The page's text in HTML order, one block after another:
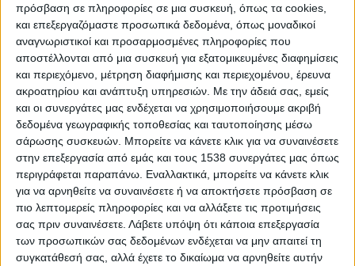
πρόσβαση σε πληροφορίες σε μια συσκευή, όπως τα cookies,
και επεξεργαζόμαστε προσωπικά δεδομένα, όπως μοναδικοί
αναγνωριστικοί και προσαρμοσμένες πληροφορίες που
αποστέλλονται από μια συσκευή για εξατομικευμένες διαφημίσεις
και περιεχόμενο, μέτρηση διαφήμισης και περιεχομένου, έρευνα
ακροατηρίου και ανάπτυξη υπηρεσιών. Με την άδειά σας, εμείς
και οι συνεργάτες μας ενδέχεται να χρησιμοποιήσουμε ακριβή
δεδομένα γεωγραφικής τοποθεσίας και ταυτοποίησης μέσω
σάρωσης συσκευών. Μπορείτε να κάνετε κλικ για να συναινέσετε
στην επεξεργασία από εμάς και τους 1538 συνεργάτες μας όπως
περιγράφεται παραπάνω. Εναλλακτικά, μπορείτε να κάνετε κλικ
για να αρνηθείτε να συναινέσετε ή να αποκτήσετε πρόσβαση σε
πιο λεπτομερείς πληροφορίες και να αλλάξετε τις προτιμήσεις
σας πριν συναινέσετε. Λάβετε υπόψη ότι κάποια επεξεργασία
των προσωπικών σας δεδομένων ενδέχεται να μην απαιτεί τη
συγκατάθεσή σας, αλλά έχετε το δικαίωμα να αρνηθείτε αυτήν
«Ύμνος εις την Ελευθερίαν»
«Ύμνος εις την Ελευθερίαν»: Μία μουσική παράσταση
για την ελευθερία, σ’ ενορχήστρωση Θεόδωρου
Λεμπέση| Καλοκαιρινή περιοδεία
«Ύμνος εις την Ελευθερίαν»: Μία μουσική παράσταση
για την ελευθερία, σε ενορχήστρωση Θεόδωρου
Λεμπέση
O «Ύμνος εις την Ελευθερίαν» ταξιδεύει στη Μυτιλήνη,